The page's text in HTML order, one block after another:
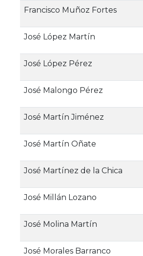
Francisco Muñoz Fortes
José López Martín
José López Pérez
José Malongo Pérez
José Martín Jiménez
José Martín Oñate
José Martínez de la Chica
José Millán Lozano
José Molina Martín
José Morales Barranco